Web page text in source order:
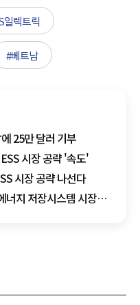
일렉트릭
#베트남
25만 달러 기부
시장 공략 '속도'
시장 공략 나선다
너지 저장시스템 시장